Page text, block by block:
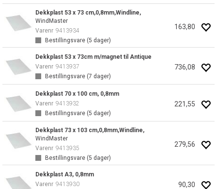
Dekkplast 53 x 73 cm,0,8mm,Windline,
WindMaster
Varenr 9413934
Bestillingsvare (5 dager)
163,80
Dekkplast 53 x 73cm m/magnet til Antique
Varenr 9413937
Bestillingsvare (7 dager)
736,08
Dekkplast 70 x 100 cm, 0,8mm
Varenr 9413932
Bestillingsvare (5 dager)
221,55
Dekkplast 73 x 103 cm,0,8mm,Windline,
WindMaster
Varenr 9413935
Bestillingsvare (5 dager)
279,56
Dekkplast A3, 0,8mm
Varenr 9413930
90,30